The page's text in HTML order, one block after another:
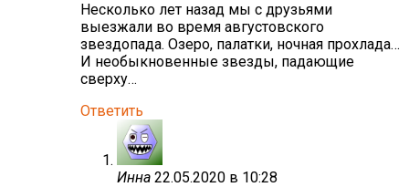
Несколько лет назад мы с друзьями
выезжали во время августовского
звездопада. Озеро, палатки, ночная прохлада…
И необыкновенные звезды, падающие
сверху…
Ответить
Инна 22.05.2020 в 10:28